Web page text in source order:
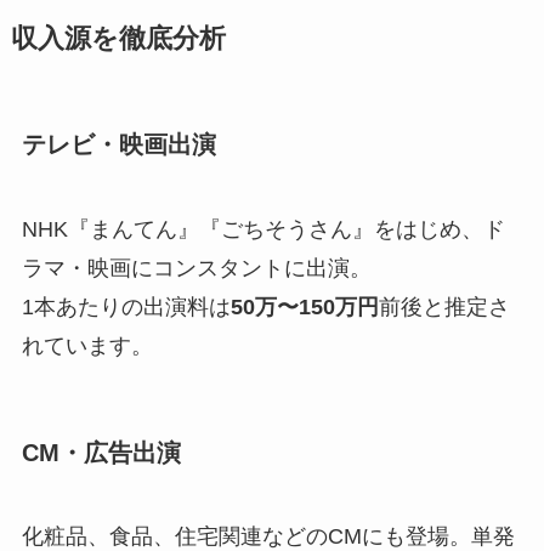
収入源を徹底分析
テレビ・映画出演
NHK『まんてん』『ごちそうさん』をはじめ、ド
ラマ・映画にコンスタントに出演。
1本あたりの出演料は50万〜150万円前後と推定さ
れています。
CM・広告出演
化粧品、食品、住宅関連などのCMにも登場。単発